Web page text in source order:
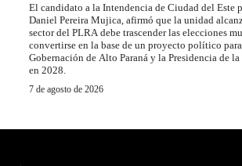
El candidato a la Intendencia de Ciudad del Este
Daniel Pereira Mujica, afirmó que la unidad
sector del PLRA debe trascender las elecciones
convertirse en la base de un proyecto político
Gobernación de Alto Paraná y la Presidencia de
en 2028.
7 de agosto de 2026